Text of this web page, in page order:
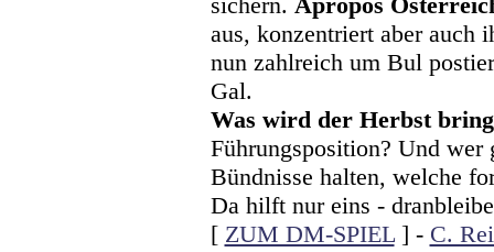
aus, konzentriert aber auch
nun zahlreich um Bul
Gal.
Was wird der Herbst
Führungsposition? Und
Bündnisse halten, welche
Da hilft nur eins -
[ ZUM DM-SPIEL] - C.